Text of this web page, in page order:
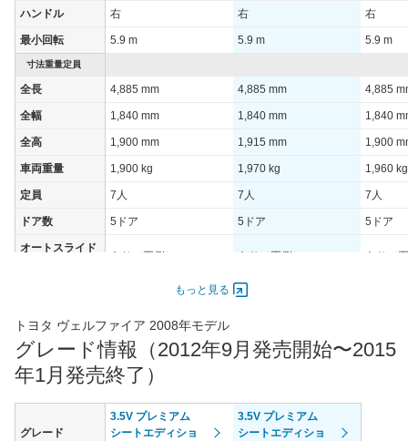
る。走行性能、安全性、コネクティッド機能とトータル面で全く
ハンドル 右 右 右
最小回転 5.9 m 5.9 m 5.9 m
寸法重量定員
全長 4,885 mm 4,885 mm 4,885
全幅 1,840 mm 1,840 mm 1,840
全高 1,900 mm 1,915 mm 1,900
車両重量 1,900 kg 1,970 kg 1,960 kg
定員 7人 7人 7人
ドア数 5ドア 5ドア 5ドア
オートスライド
あり（両側） あり（両側） あり（
最高トルク 224 [22.8]/ 4,000 224 [22.8]/ 4,000 344
過給機 -
(前)
235/50R18 97V 235/50R18 97V
もっと見る
トヨタ ヴェルファイア 2008年モデル
グレード情報（2012年9月発売開始〜2015
年1月発売終了）
グレード
3.5V プレミアム
シートエディショ
3.5V プレミアム
シートエディショ